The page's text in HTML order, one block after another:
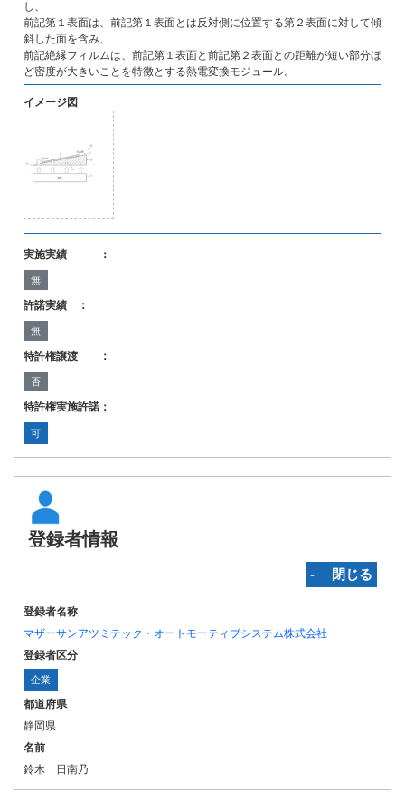
し、
前記第１表面は、前記第１表面とは反対側に位置する第２表面に対して傾
斜した面を含み、
前記絶縁フィルムは、前記第１表面と前記第２表面との距離が短い部分ほ
ど密度が大きいことを特徴とする熱電変換モジュール。
イメージ図
実施実績 ：
無
許諾実績 ：
無
特許権譲渡 ：
否
特許権実施許諾：
可
登録者情報
‐ 閉じる
登録者名称
マザーサンアツミテック・オートモーティブシステム株式会社
登録者区分
企業
都道府県
静岡県
名前
鈴木 日南乃